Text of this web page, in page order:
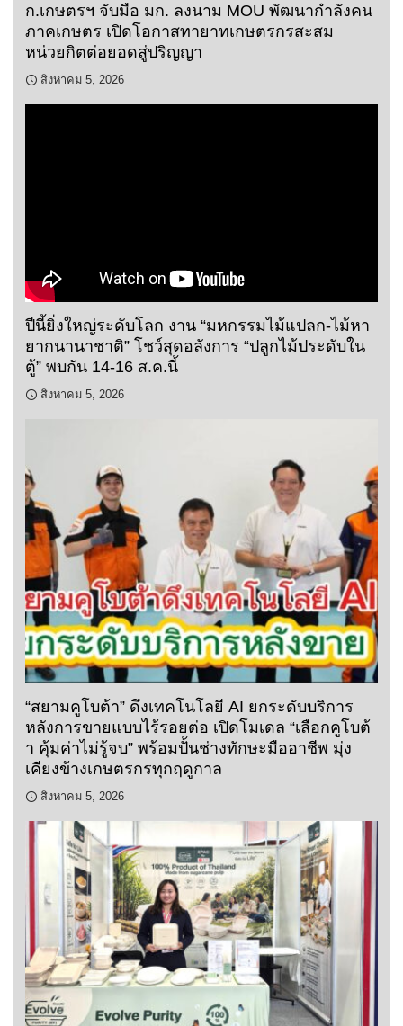
ก.เกษตรฯ จับมือ มก. ลงนาม MOU พัฒนากำลังคน
ภาคเกษตร เปิดโอกาสทายาทเกษตรกรสะสม
หน่วยกิตต่อยอดสู่ปริญญา
สิงหาคม 5, 2026
ปีนี้ยิ่งใหญ่ระดับโลก งาน “มหกรรมไม้แปลก-ไม้หา
ยากนานาชาติ” โชว์สุดอลังการ “ปลูกไม้ประดับใน
ตู้” พบกัน 14-16 ส.ค.นี้
สิงหาคม 5, 2026
“สยามคูโบต้า” ดึงเทคโนโลยี AI ยกระดับบริการ
หลังการขายแบบไร้รอยต่อ เปิดโมเดล “เลือกคูโบต้
า คุ้มค่าไม่รู้จบ” พร้อมปั้นช่างทักษะมืออาชีพ มุ่ง
เคียงข้างเกษตรกรทุกฤดูกาล
สิงหาคม 5, 2026